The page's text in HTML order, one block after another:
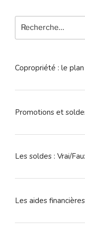
pour
Copropriété : le
Promotions et
Les soldes : Vrai/
Les aides